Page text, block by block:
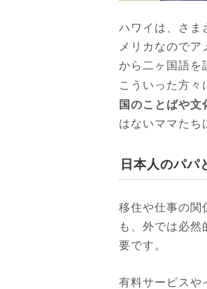
ハワイは、さま
メリカなので
から二ヶ国語を
こういった方々
国のことばや文
はないママたち
日本人のパパ
移住や仕事の関
も、外では必
要です。
有料サービスや